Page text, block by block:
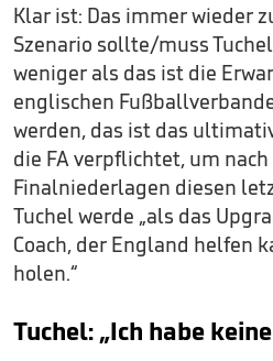
Klar ist: Das immer wieder
Szenario sollte/muss
weniger als das ist die
englischen
werden, das ist das
die FA verpflichtet, um
Finalniederlagen diesen
Tuchel werde „als das
Coach, der England helfen
holen.“
Tuchel: „Ich habe